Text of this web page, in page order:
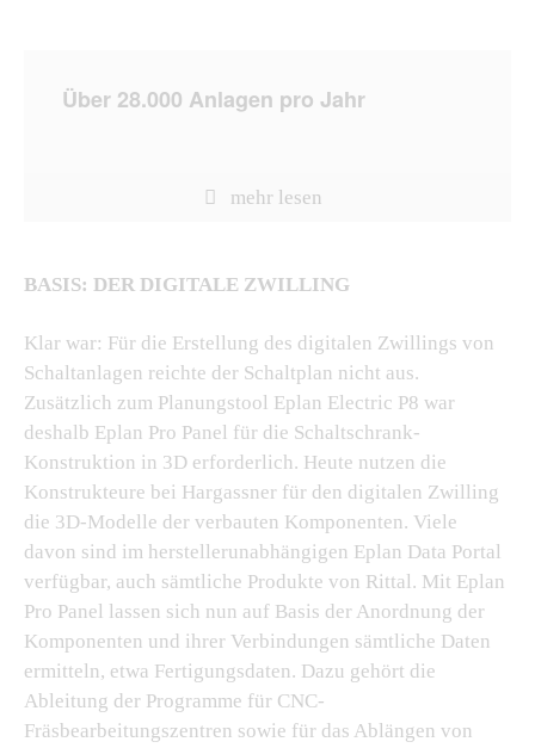
Über 28.000 Anlagen pro Jahr
BASIS: DER DIGITALE ZWILLING
Klar war: Für die Erstellung des digitalen Zwillings von
Schaltanlagen reichte der Schaltplan nicht aus.
Zusätzlich zum Planungstool Eplan Electric P8 war
deshalb Eplan Pro Panel für die Schaltschrank-
Konstruktion in 3D erforderlich. Heute nutzen die
Konstrukteure bei Hargassner für den digitalen Zwilling
die 3D-Modelle der verbauten Komponenten. Viele
davon sind im herstellerunabhängigen Eplan Data Portal
verfügbar, auch sämtliche Produkte von Rittal. Mit Eplan
Pro Panel lassen sich nun auf Basis der Anordnung der
Komponenten und ihrer Verbindungen sämtliche Daten
ermitteln, etwa Fertigungsdaten. Dazu gehört die
Ableitung der Programme für CNC-
Fräsbearbeitungszentren sowie für das Ablängen von